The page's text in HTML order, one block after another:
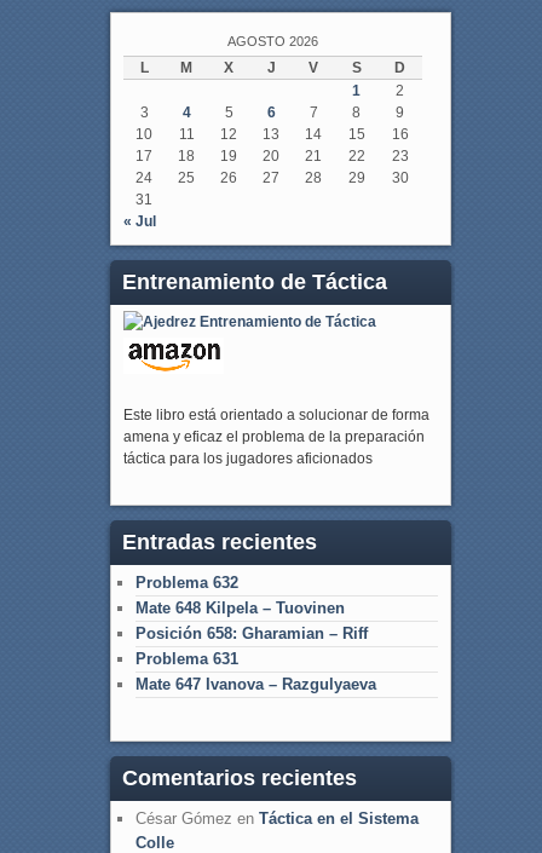
AGOSTO 2026
L M X J V S
D
1
2
3
4 5 6 7 8
9
10
11 12 13 14 15
16
17
18 19 20 21 22
23
24
25 26 27 28 29
30
31
« Jul
Entrenamiento de Táctica
Este libro está orientado a solucionar de forma
amena y eficaz el problema de la preparación
táctica para los jugadores aficionados
Entradas recientes
Problema 632
Mate 648 Kilpela – Tuovinen
Posición 658: Gharamian – Riff
Problema 631
Mate 647 Ivanova – Razgulyaeva
Comentarios recientes
César Gómez en Táctica en el Sistema
Colle